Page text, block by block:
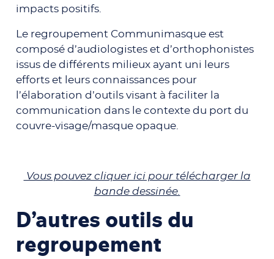
impacts positifs.
Le regroupement Communimasque est
composé d’audiologistes et d’orthophonistes
issus de différents milieux ayant uni leurs
efforts et leurs connaissances pour
l’élaboration d’outils visant à faciliter la
communication dans le contexte du port du
couvre-visage/masque opaque.
Vous pouvez cliquer ici pour télécharger la
bande dessinée.
D’autres outils du
regroupement